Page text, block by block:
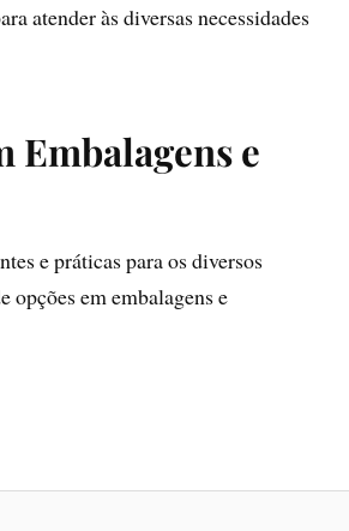
atender às diversas necessidades
Embalagens e
e práticas para os diversos
opções em embalagens e